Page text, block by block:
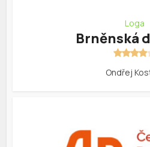
Loga
Brněnská
Ondřej